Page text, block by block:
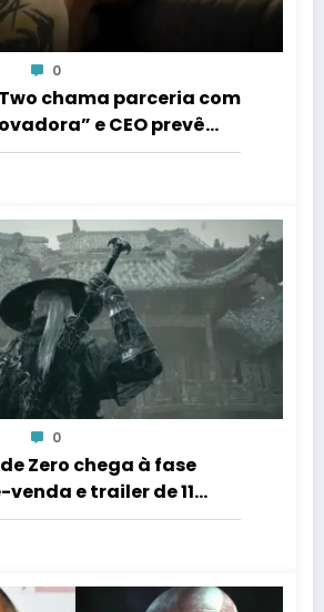
0
chama parceria com
e CEO prevê
em 3 anos
0
Zero chega à fase
e trailer de 11
para 11 de agosto;
guardada